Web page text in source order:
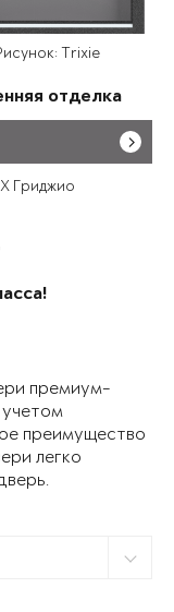
Trixie
отделка
Гриджио
премиум-
учетом
преимущество
легко